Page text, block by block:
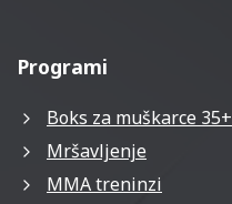
Programi
Boks za muškarce 35+
Mršavljenje
MMA treninzi